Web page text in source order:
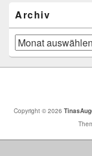
Archiv
Archiv
Copyright © 2026